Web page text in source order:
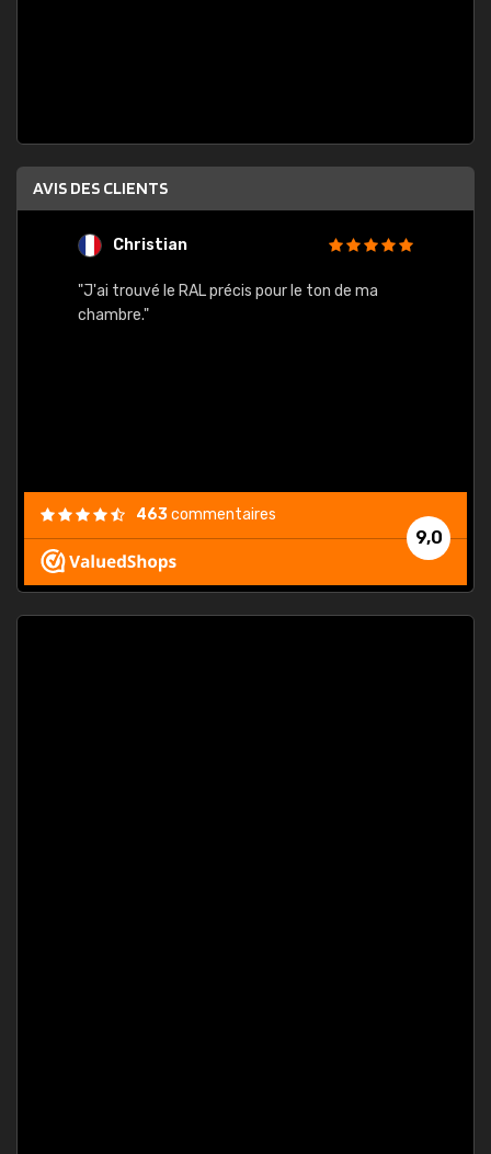
AVIS DES CLIENTS
Christian
"J'ai trouvé le RAL précis pour le ton de ma
chambre."
9,0
463commentaires